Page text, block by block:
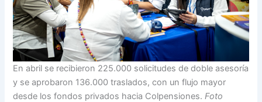
En abril se recibieron 225.000 solicitudes de doble asesoría
y se aprobaron 136.000 traslados, con un flujo mayor
desde los fondos privados hacia Colpensiones.Foto